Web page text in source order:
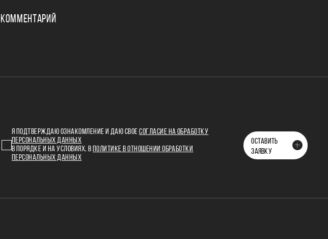
КОММЕНТАРИЙ
Я ПОДТВЕРЖДАЮ ОЗНАКОМЛЕНИЕ И ДАЮ СВОЕСОГЛАСИЕ НА ОБРАБОТКУ
ПЕРСОНАЛЬНЫХ ДАННЫХ
В ПОРЯДКЕ И НА УСЛОВИЯХ, В
ПОЛИТИКЕ В ОТНОШЕНИИ ОБРАБОТКИ
ПЕРСОНАЛЬНЫХ ДАННЫХ
ОСТАВИТЬ
ЗАЯВКУ